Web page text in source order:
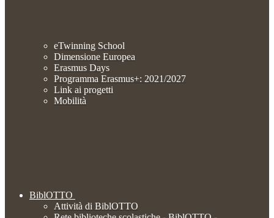
eTwinning School
Dimensione Europea
Erasmus Days
Programma Erasmus+: 2021/2027
Link ai progetti
Mobilità
BiblOTTO
Attività di BiblOTTO